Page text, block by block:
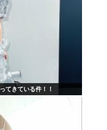
てきている件！！